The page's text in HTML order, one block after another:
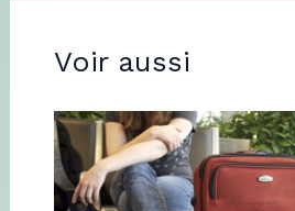
Voir aussi